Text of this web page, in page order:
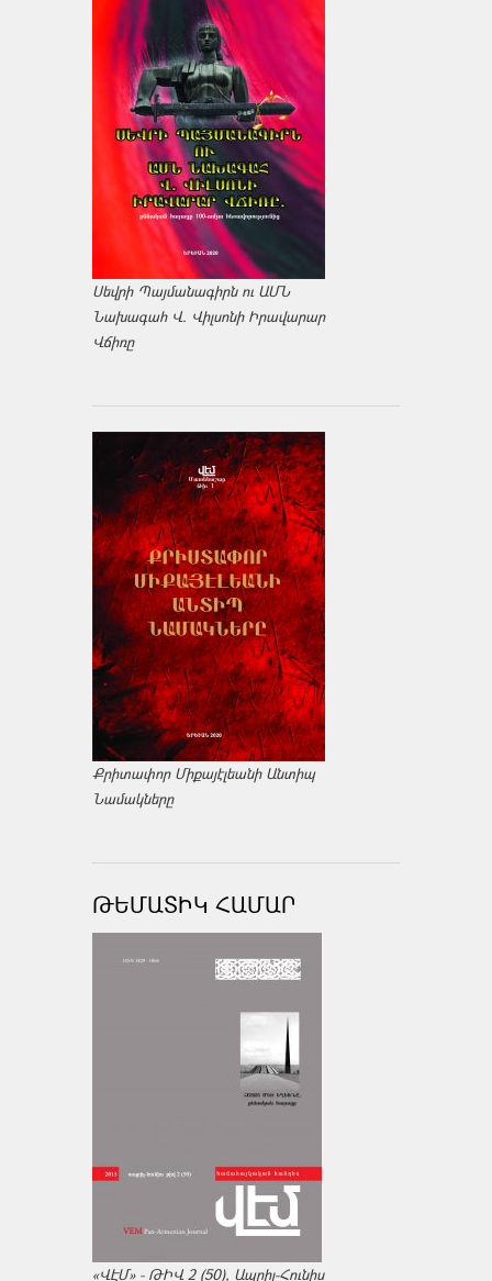
Սեվրի Պայմանագիրն ու ԱՄՆ
Նախագահ Վ. Վիլսոնի Իրավարար
Վճիռը
Քրիտափոր Միքայէլեանի Անտիպ
Նամակները
ԹԵՄԱՏԻԿ ՀԱՄԱՐ
«ՎԷՄ» - ԹԻՎ 2 (50), Ապրիլ-Հունիս